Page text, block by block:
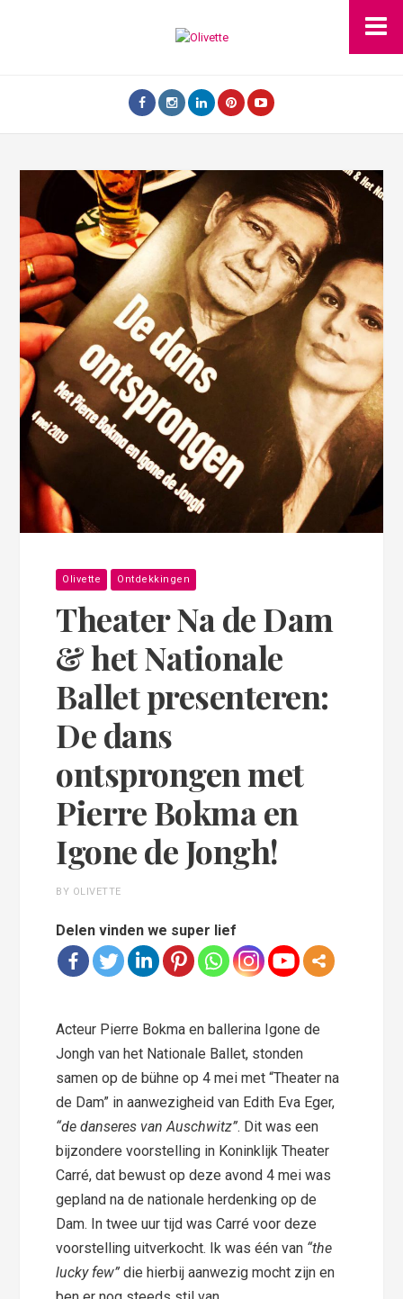
Olivette Ontdekkingen
Theater Na de Dam
& het Nationale
Ballet presenteren:
De dans
ontsprongen met
Pierre Bokma en
Igone de Jongh!
BY OLIVETTE
Delen vinden we super lief
Acteur Pierre Bokma en ballerina Igone de
Jongh van het Nationale Ballet, stonden
samen op de bühne op 4 mei met “Theater na
de Dam” in aanwezigheid van Edith Eva Eger,
“de danseres van Auschwitz”. Dit was een
bijzondere voorstelling in Koninklijk Theater
Carré, dat bewust op deze avond 4 mei was
gepland na de nationale herdenking op de
Dam. In twee uur tijd was Carré voor deze
voorstelling uitverkocht. Ik was één van “the
lucky few” die hierbij aanwezig mocht zijn en